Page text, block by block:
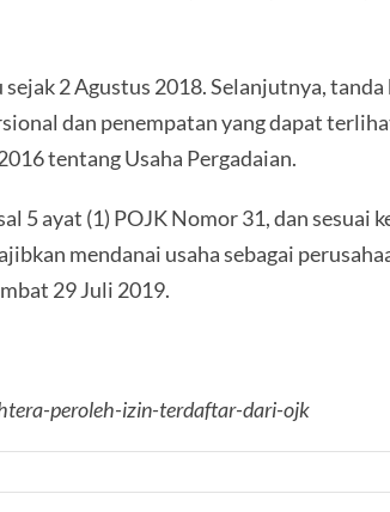
2 Agustus 2018. Selanjutnya,
dan penempatan yang dapat
tentang Usaha Pergadaian.
ayat (1) POJK Nomor 31, dan sesuai
mendanai usaha sebagai
29 Juli 2019.
peroleh-izin-terdaftar-dari-ojk